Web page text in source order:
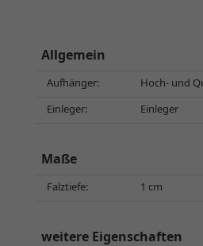
Allgemein
Aufhänger:
Hoch- und
Einleger:
Einleger
Maße
Falztiefe: 1 cm
weitere Eigenschaften